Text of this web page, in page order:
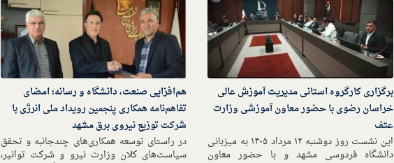
برگزاری کارگروه استانی مدیریت آموزش عالی
خراسان رضوی با حضور معاون آموزشی وزارت
عتف
این نشست روز دوشنبه ۱۲ مرداد ۱۴۰۵ به میزبانی
دانشگاه فردوسی مشهد و با حضور معاون
هم‌افزایی صنعت، دانشگاه و رسانه؛ امضای
تفاهم‌نامه همکاری پنجمین رویداد ملی انرژی با
شرکت توزیع نیروی برق مشهد
در راستای توسعه همکاری‌های چندجانبه و تحقق
سیاست‌های کلان وزارت نیرو و شرکت توانیر،